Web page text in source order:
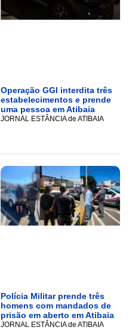
Operação GGI interdita três
estabelecimentos e prende
uma pessoa em Atibaia
JORNAL ESTÂNCIA de ATIBAIA
Polícia Militar prende três
homens com mandados de
prisão em aberto em Atibaia
JORNAL ESTÂNCIA de ATIBAIA